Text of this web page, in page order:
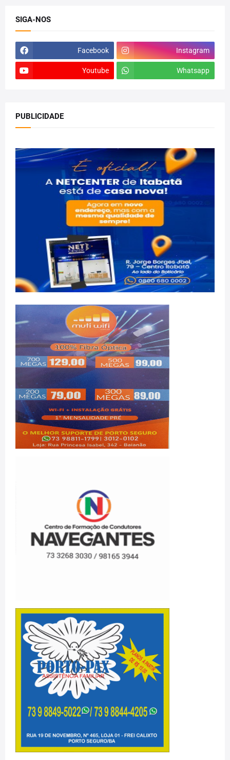
SIGA-NOS
Facebook Instagram
Youtube Whatsapp
PUBLICIDADE